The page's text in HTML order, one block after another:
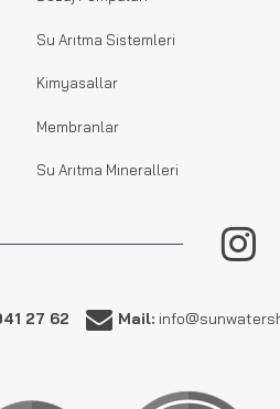
Su Arıtma Sistemleri
Kimyasallar
Membranlar
Su Arıtma Mineralleri
27 62 Mail: